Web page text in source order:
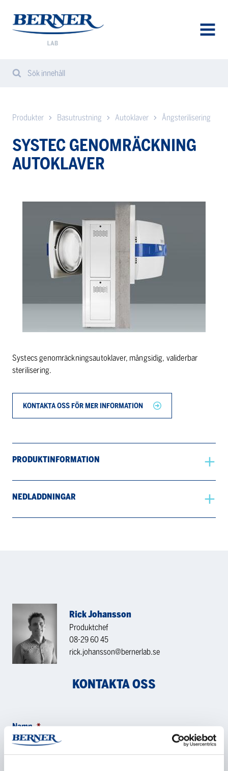
Berner
Lab
Search
Sök innehåll
Produkter Basutrustning Autoklaver Ångsterilisering
SYSTEC GENOMRÄCKNING
AUTOKLAVER
Systecs genomräckningsautoklaver, mångsidig, validerbar
sterilisering.
KONTAKTA OSS FÖR MER INFORMATION
PRODUKTINFORMATION
NEDLADDNINGAR
Rick Johansson
Produktchef
08-29 60 45
rick.johansson@bernerlab.se
KONTAKTA OSS
Namn *